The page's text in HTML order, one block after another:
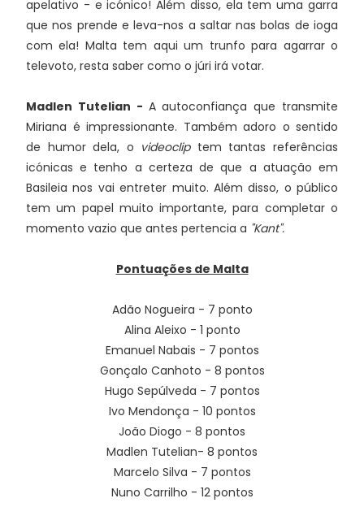
apelativo - e icónico! Além disso, ela tem uma garra
que nos prende e leva-nos a saltar nas bolas de ioga
com ela! Malta tem aqui um trunfo para agarrar o
televoto, resta saber como o júri irá votar.
Madlen Tutelian - A autoconfiança que transmite
Miriana é impressionante. Também adoro o sentido
de humor dela, o videocliptem tantas referências
icónicas e tenho a certeza de que a atuação em
Basileia nos vai entreter muito. Além disso, o público
tem um papel muito importante, para completar o
momento vazio que antes pertencia a "Kant".
Pontuações de Malta
Adão Nogueira - 7 ponto
Alina Aleixo - 1 ponto
Emanuel Nabais - 7 pontos
Gonçalo Canhoto - 8 pontos
Hugo Sepúlveda - 7 pontos
Ivo Mendonça - 10 pontos
João Diogo - 8 pontos
Madlen Tutelian- 8 pontos
Marcelo Silva - 7 pontos
Nuno Carrilho - 12 pontos